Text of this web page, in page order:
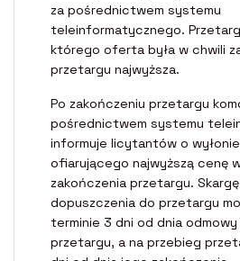
za pośrednictwem systemu
teleinformatycznego.
którego oferta była w chwili
przetargu najwyższa.
Po zakończeniu przetargu
pośrednictwem systemu
informuje licytantów o
ofiarującego najwyższą cenę
zakończenia przetargu.
dopuszczenia do przetargu
terminie 3 dni od dnia
przetargu, a na przebieg